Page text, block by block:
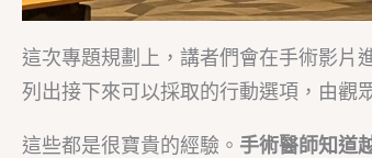
這次專題規劃上，講者們會在手術影片
列出接下來可以採取的行動選項，由觀
這些都是很寶貴的經驗。 手術醫師知道